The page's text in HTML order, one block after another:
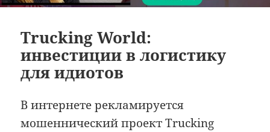
Trucking World:
инвестиции в логистику
для идиотов
В интернете рекламируется
мошеннический проект Trucking